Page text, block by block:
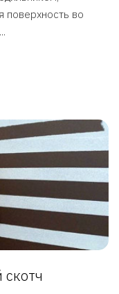
поверхность во
скотч